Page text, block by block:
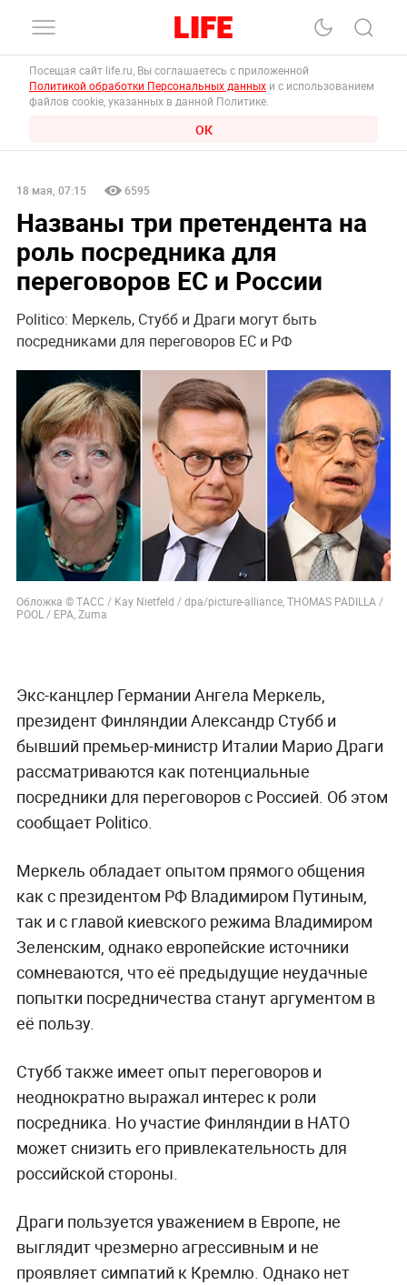
Посещая сайт life.ru, Вы соглашаетесь с приложенной
Политикой обработки Персональных данных и с использованием
файлов cookie, указанных в данной Политике.
ОК
18 мая, 07:15 6595
Названы три претендента на
роль посредника для
переговоров ЕС и России
Politico: Меркель, Стубб и Драги могут быть
посредниками для переговоров ЕС и РФ
Обложка © ТАСС / Kay Nietfeld / dpa/picture-alliance, THOMAS PADILLA /
POOL / ЕРА, Zuma
Экс-канцлер Германии Ангела Меркель,
президент Финляндии Александр Стубб и
бывший премьер-министр Италии Марио Драги
рассматриваются как потенциальные
посредники для переговоров с Россией. Об этом
сообщает Politico.
Меркель обладает опытом прямого общения
как с президентом РФ Владимиром Путиным,
так и с главой киевского режима Владимиром
Зеленским, однако европейские источники
сомневаются, что её предыдущие неудачные
попытки посредничества станут аргументом в
её пользу.
Стубб также имеет опыт переговоров и
неоднократно выражал интерес к роли
посредника. Но участие Финляндии в НАТО
может снизить его привлекательность для
российской стороны.
Драги пользуется уважением в Европе, не
выглядит чрезмерно агрессивным и не
проявляет симпатий к Кремлю. Однако нет